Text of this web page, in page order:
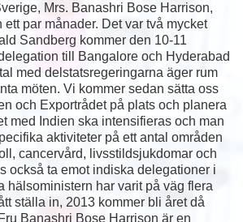
Mrs. Banashri Bose Harrison,
par månader. Det var två mycket
Sandberg kommer den 10-11
till Bangalore och Hyderabad
med delstatsregeringarna äger rum
möten. Vi kommer sedan sätta oss
och Exportrådet på plats och planera
med Indien ska intensifieras och man
aktiviteter på ett antal områden
cancervård, livsstildsjukdomar och
också ta emot indiska delegationer i
hälsoministern har varit på väg flera
ställa in, 2013 kommer bli året då
Banashri Bose Harrison är en